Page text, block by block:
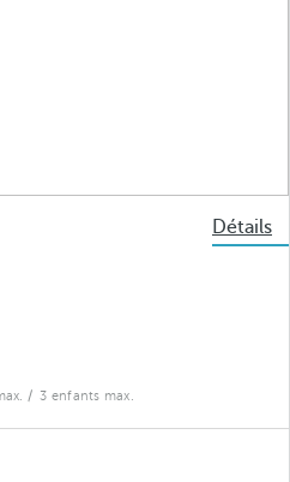
Détails
/ 3 enfants max.